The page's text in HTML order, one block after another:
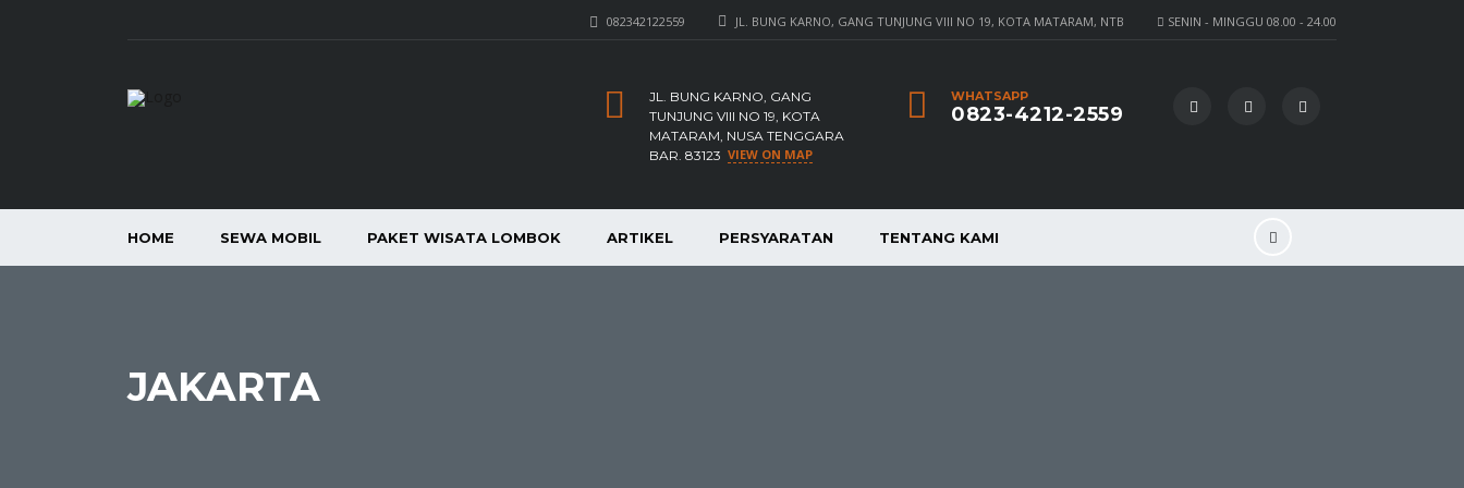
SENIN - MINGGU 08.00 - 24.00
JL. BUNG KARNO, GANG TUNJUNG VIII NO 19, KOTA MATARAM, NTB
082342122559
WHATSAPP
0823-4212-2559
JL. BUNG KARNO, GANG
TUNJUNG VIII NO 19, KOTA
MATARAM, NUSA TENGGARA
BAR. 83123 VIEW ON MAP
HOME SEWA MOBIL PAKET WISATA LOMBOK ARTIKEL PERSYARATAN TENTANG KAMI
JAKARTA